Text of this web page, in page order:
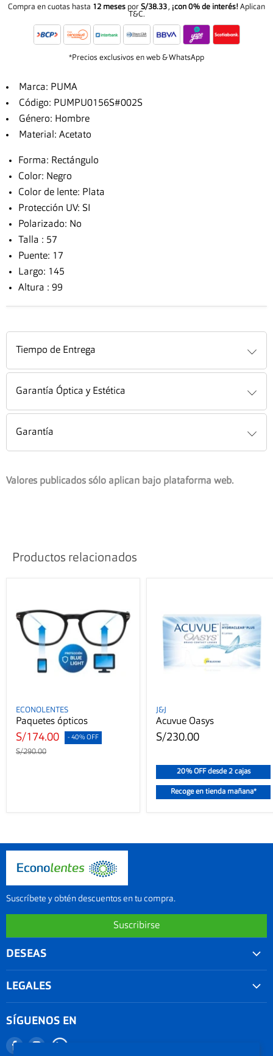
Compra en cuotas hasta 12 meses por S/38.33 , ¡con 0% de interés! Aplican
T&C.
*Precios exclusivos en web & WhatsApp
Marca: PUMA
Código: PUMPU0156S#002S
Género: Hombre
Material: Acetato
Forma: Rectángulo
Color: Negro
Color de lente: Plata
Protección UV: SI
Polarizado: No
Talla : 57
Puente: 17
Largo: 145
Altura : 99
Tiempo de Entrega
Garantía Óptica y Estética
Garantía
Valores publicados sólo aplican bajo plataforma web.
Productos relacionados
ECONOLENTES
Paquetes ópticos
S/174.00 - 40% OFF
S/290.00
J&J
Acuvue Oasys
S/230.00
20% OFF desde 2 cajas
Recoge en tienda mañana*
Suscríbete y obtén descuentos en tu compra.
Suscribirse
DESEAS
Seguimiento de Pedido
Nuestro blog
LEGALES
Promociones
SÍGUENOS EN
Encuéntranos
Encuéntranos